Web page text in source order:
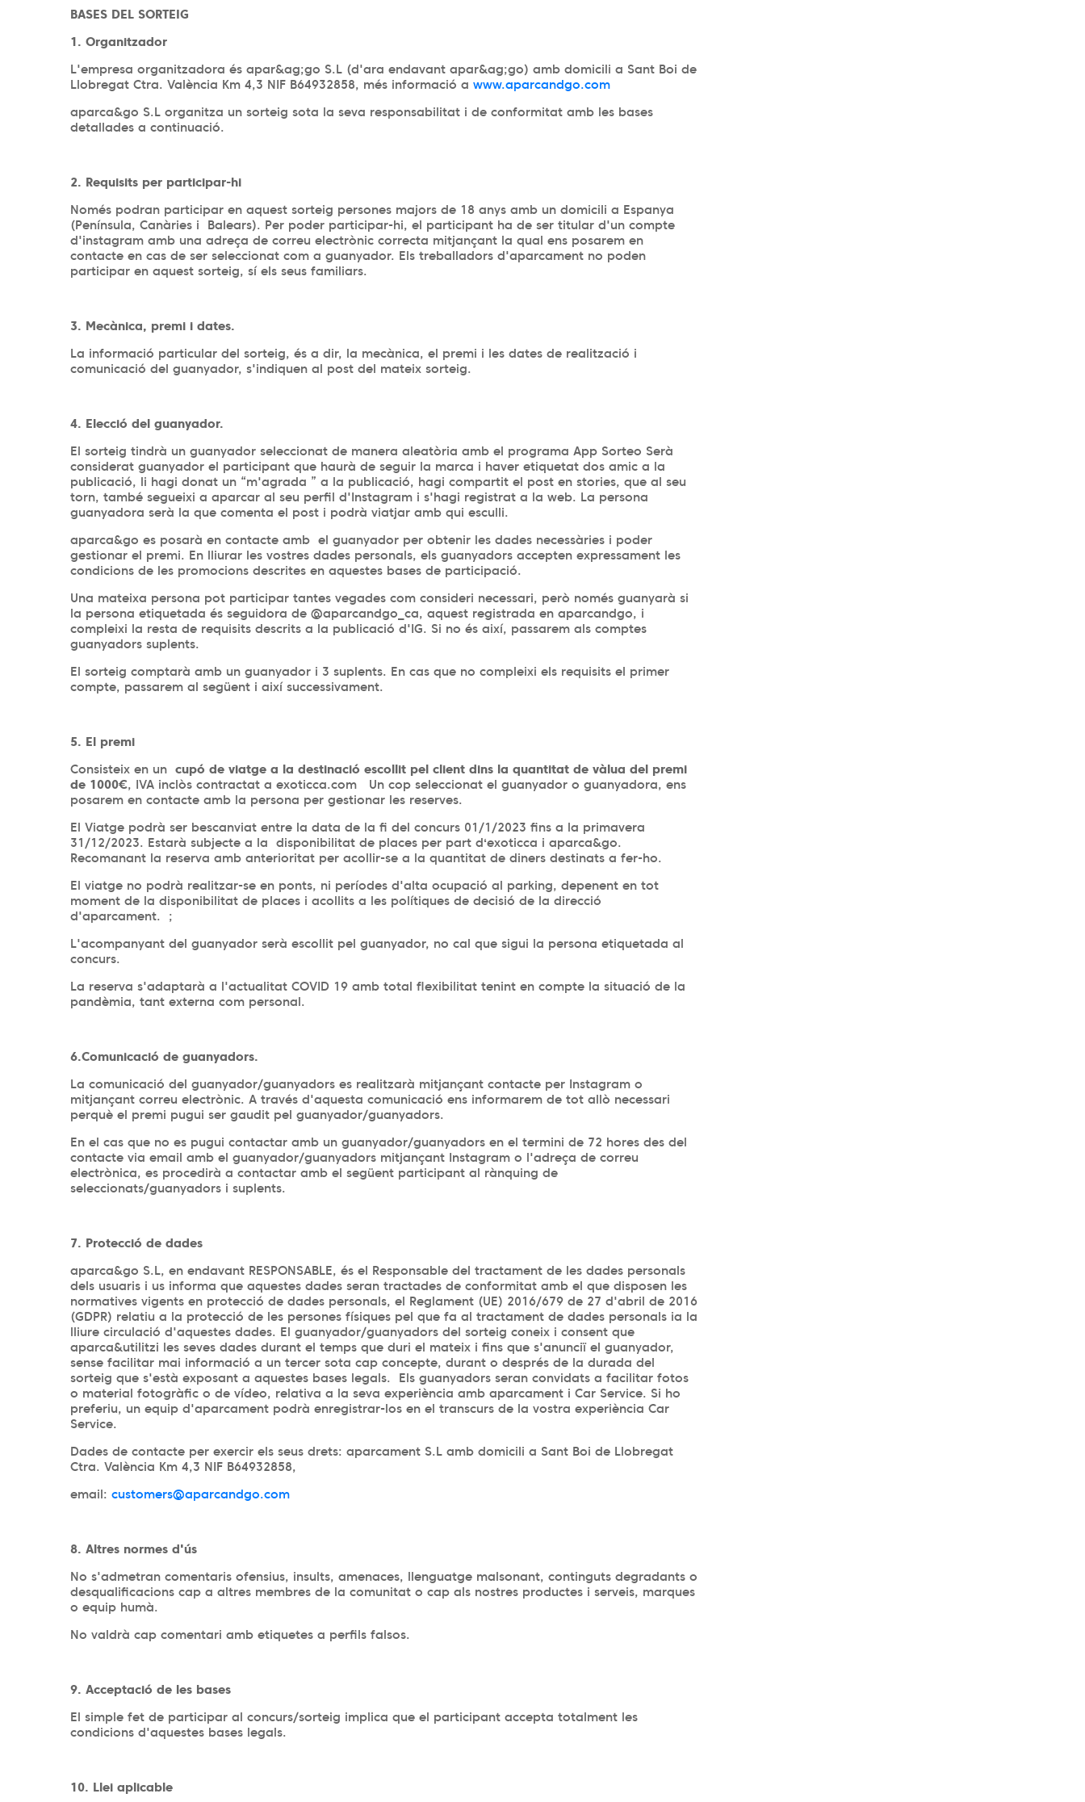
BASES DEL SORTEIG
1. Organitzador
L'empresa organitzadora és apar&ag;go S.L (d'ara endavant apar&ag;go) amb domicili a Sant Boi de
Llobregat Ctra. València Km 4,3 NIF B64932858, més informació a www.aparcandgo.com
aparca&go S.L organitza un sorteig sota la seva responsabilitat i de conformitat amb les bases
detallades a continuació.
2. Requisits per participar-hi
Només podran participar en aquest sorteig persones majors de 18 anys amb un domicili a Espanya
(Península, Canàries i Balears). Per poder participar-hi, el participant ha de ser titular d'un compte
d'instagram amb una adreça de correu electrònic correcta mitjançant la qual ens posarem en
contacte en cas de ser seleccionat com a guanyador. Els treballadors d'aparcament no poden
participar en aquest sorteig, sí els seus familiars.
3. Mecànica, premi i dates.
La informació particular del sorteig, és a dir, la mecànica, el premi i les dates de realització i
comunicació del guanyador, s'indiquen al post del mateix sorteig.
4. Elecció del guanyador.
El sorteig tindrà un guanyador seleccionat de manera aleatòria amb el programa App Sorteo Serà
considerat guanyador el participant que haurà de seguir la marca i haver etiquetat dos amic a la
publicació, li hagi donat un “m'agrada ” a la publicació, hagi compartit el post en stories, que al seu
torn, també segueixi a aparcar al seu perfil d'Instagram i s'hagi registrat a la web. La persona
guanyadora serà la que comenta el post i podrà viatjar amb qui esculli.
aparca&go es posarà en contacte amb el guanyador per obtenir les dades necessàries i poder
gestionar el premi. En lliurar les vostres dades personals, els guanyadors accepten expressament les
condicions de les promocions descrites en aquestes bases de participació.
Una mateixa persona pot participar tantes vegades com consideri necessari, però només guanyarà si
la persona etiquetada és seguidora de @aparcandgo_ca, aquest registrada en aparcandgo, i
compleixi la resta de requisits descrits a la publicació d'IG. Si no és així, passarem als comptes
guanyadors suplents.
El sorteig comptarà amb un guanyador i 3 suplents. En cas que no compleixi els requisits el primer
compte, passarem al següent i així successivament.
5. El premi
Consisteix en un cupó de viatge a la destinació escollit pel client dins la quantitat de vàlua del premi
de 1000€, IVA inclòs contractat a exoticca.com Un cop seleccionat el guanyador o guanyadora, ens
posarem en contacte amb la persona per gestionar les reserves.
El Viatge podrà ser bescanviat entre la data de la fi del concurs 01/1/2023 fins a la primavera
31/12/2023. Estarà subjecte a la disponibilitat de places per part dʻexoticca i aparca&go.
Recomanant la reserva amb anterioritat per acollir-se a la quantitat de diners destinats a fer-ho.
El viatge no podrà realitzar-se en ponts, ni períodes d'alta ocupació al parking, depenent en tot
moment de la disponibilitat de places i acollits a les polítiques de decisió de la direcció
d'aparcament. ;
L'acompanyant del guanyador serà escollit pel guanyador, no cal que sigui la persona etiquetada al
concurs.
La reserva s'adaptarà a l'actualitat COVID 19 amb total flexibilitat tenint en compte la situació de la
pandèmia, tant externa com personal.
6.Comunicació de guanyadors.
La comunicació del guanyador/guanyadors es realitzarà mitjançant contacte per Instagram o
mitjançant correu electrònic. A través d'aquesta comunicació ens informarem de tot allò necessari
perquè el premi pugui ser gaudit pel guanyador/guanyadors.
En el cas que no es pugui contactar amb un guanyador/guanyadors en el termini de 72 hores des del
contacte via email amb el guanyador/guanyadors mitjançant Instagram o l'adreça de correu
electrònica, es procedirà a contactar amb el següent participant al rànquing de
seleccionats/guanyadors i suplents.
7. Protecció de dades
aparca&go S.L, en endavant RESPONSABLE, és el Responsable del tractament de les dades personals
dels usuaris i us informa que aquestes dades seran tractades de conformitat amb el que disposen les
normatives vigents en protecció de dades personals, el Reglament (UE) 2016/679 de 27 d'abril de 2016
(GDPR) relatiu a la protecció de les persones físiques pel que fa al tractament de dades personals ia la
lliure circulació d'aquestes dades. El guanyador/guanyadors del sorteig coneix i consent que
aparca&utilitzi les seves dades durant el temps que duri el mateix i fins que s'anunciï el guanyador,
sense facilitar mai informació a un tercer sota cap concepte, durant o després de la durada del
sorteig que s'està exposant a aquestes bases legals. Els guanyadors seran convidats a facilitar fotos
o material fotogràfic o de vídeo, relativa a la seva experiència amb aparcament i Car Service. Si ho
preferiu, un equip d'aparcament podrà enregistrar-los en el transcurs de la vostra experiència Car
Service.
Dades de contacte per exercir els seus drets: aparcament S.L amb domicili a Sant Boi de Llobregat
Ctra. València Km 4,3 NIF B64932858,
email: customers@aparcandgo.com
8. Altres normes d'ús
No s'admetran comentaris ofensius, insults, amenaces, llenguatge malsonant, continguts degradants o
desqualificacions cap a altres membres de la comunitat o cap als nostres productes i serveis, marques
o equip humà.
No valdrà cap comentari amb etiquetes a perfils falsos.
9. Acceptació de les bases
El simple fet de participar al concurs/sorteig implica que el participant accepta totalment les
condicions d'aquestes bases legals.
10. Llei aplicable